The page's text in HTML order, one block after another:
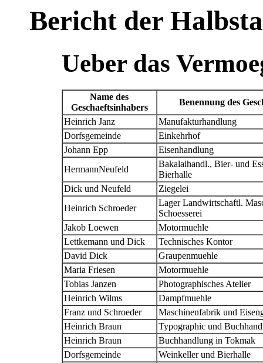
Bericht der
Ueber das
Name des
Geschaeftsinhabers
Benennung des
Heinrich Janz
Manufakturhandlung
Dorfsgemeinde
Einkehrhof
Johann Epp
Eisenhandlung
HermannNeufeld
Bakalaihandl., Bier- und
Bierhalle
Dick und Neufeld
Ziegelei
Heinrich Schroeder
Lager Landwirtschaftl.
Schoesserei
Jakob Loewen
Motormuehle
Lettkemann und Dick
Technisches Kontor
David Dick
Graupenmuehle
Maria Friesen
Motormuehle
Tobias Janzen
Photographisches Atelier
Heinrich Wilms
Dampfmuehle
Franz und Schroeder
Maschinenfabrik und
Heinrich Braun
Typographic und
Heinrich Braun
Buchhandlung in Tokmak
Dorfsgemeinde
Weinkeller und Bierhalle